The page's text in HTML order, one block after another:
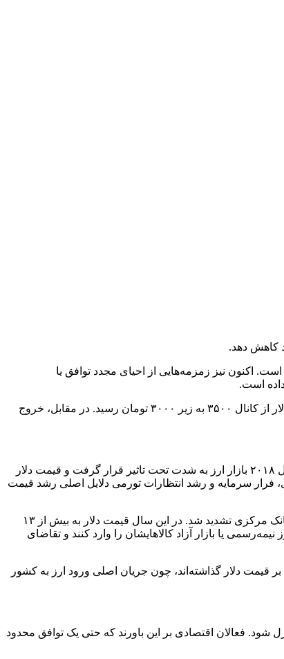
اکنون نیز زمزمه‌هایی از احیای مجدد توافق یا
است.
تجربه سال‌های ۱۳۹۲ و ۱۳۹۴ پس از توافق موقت ژنو و برجام، نشان داد که انتظارات مثبت روانی می‌تواند قیمت دلار را مهار کند. در آن مقطع، دلار از کانال ۳۵۰۰ به زیر ۳۰۰۰ تومان رسید. در مقابل، خروج
بیشترین تأثیر بر قیمت دلار در ایران مربوط به تحریم‌های اقتصادی مرتبط با نفت و نظام بانکی بوده؛ به‌ویژه در زمان خروج آمریکا از برجام در سال ۲۰۱۸ بازار ارز به شدت تحت تاثیر قرار گرفت و قیمت دلار
ارزی بانک مرکزی، فرار سرمایه و رشد انتظارات تورمی دلایل اصلی رشد قیمت
موج صعودی قیمت دلار به تشدید تحریم‌های بانکی در سال ۲۰۲۰ (۱۳۹۹) برمی‌گردد. نظام مالی ایران در لیست سیاه FATF قرار گرفت و تحریم بانک مرکزی تشدید شد. در این سال قیمت دلار به بیش از ۱۳
ارز نیمه‌رسمی یا بازار آزاد کالاهایشان را وارد کنند و تقاضای
قیمت دلار گذاشته‌اند، چون جریان اصلی ورود ارز به کشور
کنترل شود. فعالان اقتصادی بر این باورند که حتی یک توافق محدود